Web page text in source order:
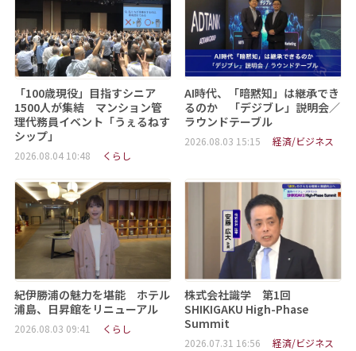
「100歳現役」目指すシニア
1500人が集結 マンション管
理代務員イベント「うぇるねす
シップ」
2026.08.04 10:48 くらし
AI時代、「暗黙知」は継承でき
るのか 「デジブレ」説明会／
ラウンドテーブル
2026.08.03 15:15 経済/ビジネス
紀伊勝浦の魅力を堪能 ホテル
浦島、日昇館をリニューアル
2026.08.03 09:41 くらし
株式会社識学 第1回
SHIKIGAKU High-Phase
Summit
2026.07.31 16:56 経済/ビジネス